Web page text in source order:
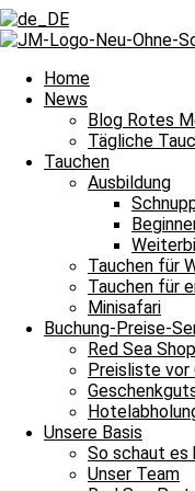
Home
News
Blog Rotes
Tägliche
Tauchen
Ausbildung
Tauchen für
Tauchen für
Minisafari
Buchung-Preise-
Red Sea Shop
Preisliste vor
Unsere Basis
So schaut es
Unser Team
ZurückVoriger
Nächster1000
Halbtagesfahrt
Tauchplatz 1: Carlson’s
Tauchplatz 2: Giftun
Guten Morgen von der
Nach einem kräftigen
Weg dorthin wurden
Carlsons Corner teilten
der OWD-Kurs von JJ.
Führte uns unser Weg